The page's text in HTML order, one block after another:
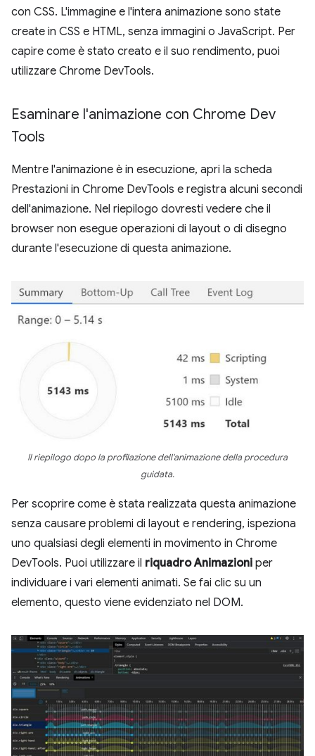
con CSS. L'immagine e l'intera animazione sono state
create in CSS e HTML, senza immagini o JavaScript. Per
capire come è stato creato e il suo rendimento, puoi
utilizzare Chrome DevTools.
Esaminare l'animazione con Chrome Dev
Tools
Mentre l'animazione è in esecuzione, apri la scheda
Prestazioni in Chrome DevTools e registra alcuni secondi
dell'animazione. Nel riepilogo dovresti vedere che il
browser non esegue operazioni di layout o di disegno
durante l'esecuzione di questa animazione.
Il riepilogo dopo la profilazione dell'animazione della procedura
guidata.
Per scoprire come è stata realizzata questa animazione
senza causare problemi di layout e rendering, ispeziona
uno qualsiasi degli elementi in movimento in Chrome
DevTools. Puoi utilizzare il riquadro Animazioni per
individuare i vari elementi animati. Se fai clic su un
elemento, questo viene evidenziato nel DOM.